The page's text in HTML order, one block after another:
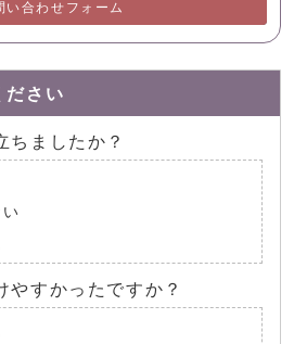
い合わせフォーム
ださい
ちましたか？
やすかったですか？